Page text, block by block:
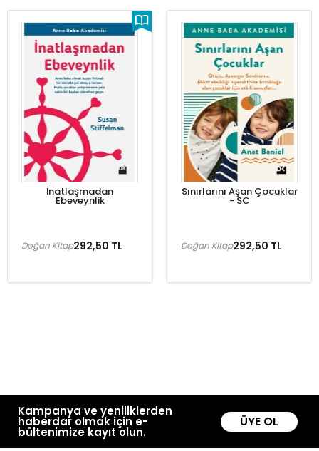
İnatlaşmadan
Ebeveynlik
292,50 TL
Doğan Kitap
Sınırlarını Aşan Çocuklar
- SC
292,50 TL
Doğan Kitap
Kampanya ve yeniliklerden
haberdar olmak için e-
bültenimize kayıt olun.
ÜYE OL